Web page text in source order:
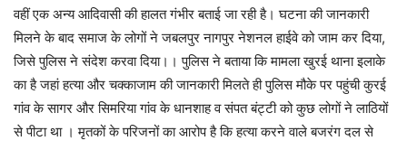
वहीं एक अन्य आदिवासी की हालत गंभीर बताई जा रही है। घटना की जानकारी
मिलने के बाद समाज के लोगों ने जबलपुर नागपुर नेशनल हाईवे को जाम कर दिया,
जिसे पुलिस ने संदेश करवा दिया।। पुलिस ने बताया कि मामला खुरई थाना इलाके
का है जहां हत्या और चक्काजाम की जानकारी मिलते ही पुलिस मौके पर पहुंची कुरई
गांव के सागर और सिमरिया गांव के धानशाह व संपत बंट्टी को कुछ लोगों ने लाठियों
से पीटा था । मृतकों के परिजनों का आरोप है कि हत्या करने वाले बजरंग दल से